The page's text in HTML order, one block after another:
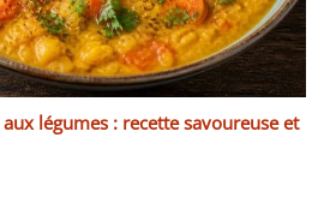
légumes : recette savoureuse et